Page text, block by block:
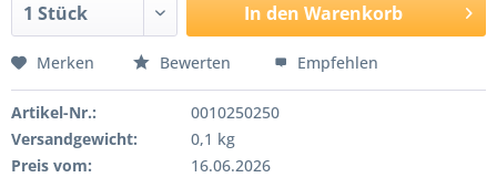
In den Warenkorb
Merken Bewerten Empfehlen
Artikel-Nr.:
0010250250
Versandgewicht:
0,1 kg
Preis vom:
16.06.2026